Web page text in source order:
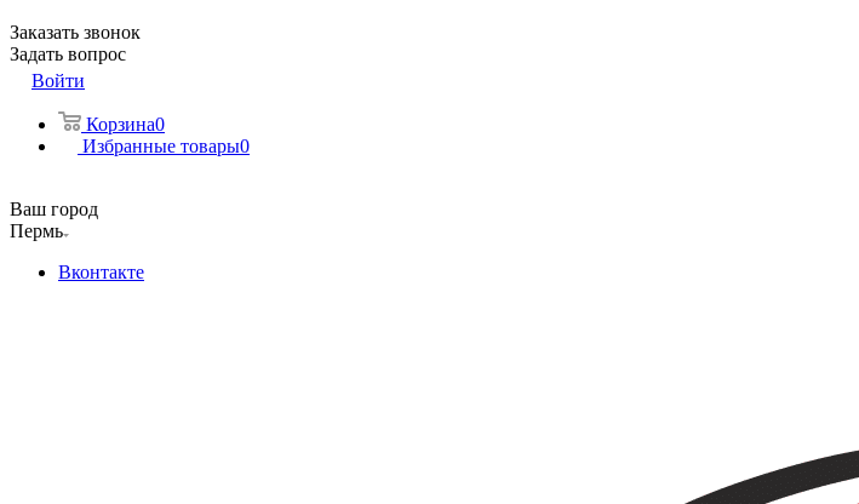
Заказать звонок
Задать вопрос
Войти
Корзина0
Избранные товары0
Ваш город
Пермь
Вконтакте